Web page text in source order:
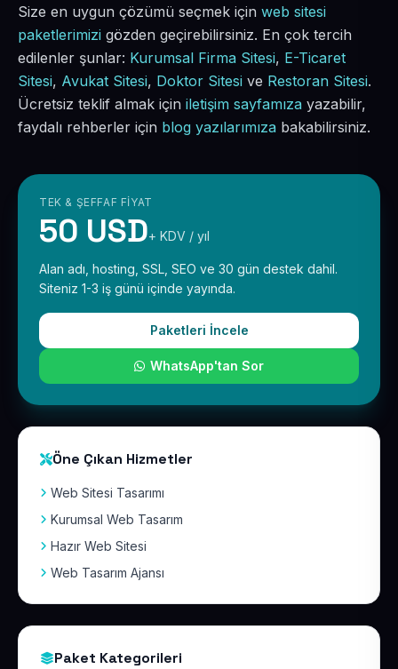
Size en uygun çözümü seçmek için web sitesi
paketlerimizi gözden geçirebilirsiniz. En çok tercih
edilenler şunlar: Kurumsal Firma Sitesi, E-Ticaret
Sitesi, Avukat Sitesi, Doktor Sitesi ve Restoran Sitesi.
Ücretsiz teklif almak için iletişim sayfamıza yazabilir,
faydalı rehberler için blog yazılarımıza bakabilirsiniz.
TEK & ŞEFFAF FIYAT
50 USD+ KDV / yıl
Alan adı, hosting, SSL, SEO ve 30 gün destek dahil.
Siteniz 1-3 iş günü içinde yayında.
Paketleri İncele
WhatsApp'tan Sor
Öne Çıkan Hizmetler
Web Sitesi Tasarımı
Kurumsal Web Tasarım
Hazır Web Sitesi
Web Tasarım Ajansı
Paket Kategorileri